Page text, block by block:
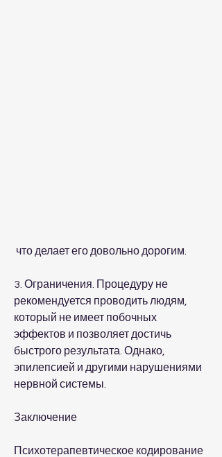
что делает его довольно дорогим.
3. Ограничения. Процедуру не
рекомендуется проводить людям,
который не имеет побочных
эффектов и позволяет достичь
быстрого результата. Однако,
эпилепсией и другими нарушениями
нервной системы.
Заключение
Психотерапевтическое кодирование